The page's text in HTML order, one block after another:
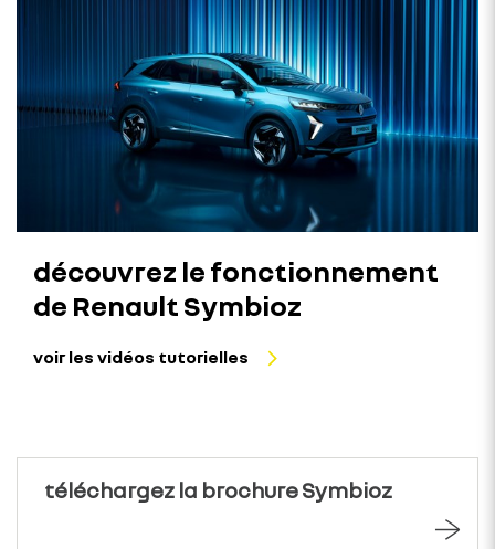
découvrez le fonctionnement
de Renault Symbioz
voir les vidéos tutorielles
téléchargez la brochure Symbioz